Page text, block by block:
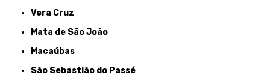
Vera Cruz
Mata de São João
Macaúbas
São Sebastião do Passé